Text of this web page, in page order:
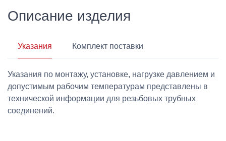
Описание изделия
Указания Комплект поставки
Указания по монтажу, установке, нагрузке давлением и
допустимым рабочим температурам представлены в
технической информации для резьбовых трубных
соединений.